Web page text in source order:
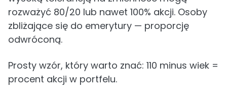
rozważyć 80/20 lub nawet 100% akcji. Osoby
zbliżające się do emerytury — proporcję
odwróconą.
Prosty wzór, który warto znać: 110 minus wiek =
procent akcji w portfelu.